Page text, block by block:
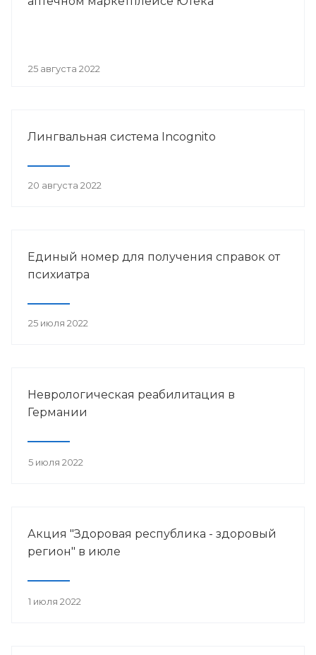
25 августа 2022
Лингвальная система Incognito
20 августа 2022
Единый номер для получения справок от
психиатра
25 июля 2022
Неврологическая реабилитация в
Германии
5 июля 2022
Акция "Здоровая республика - здоровый
регион" в июле
1 июля 2022